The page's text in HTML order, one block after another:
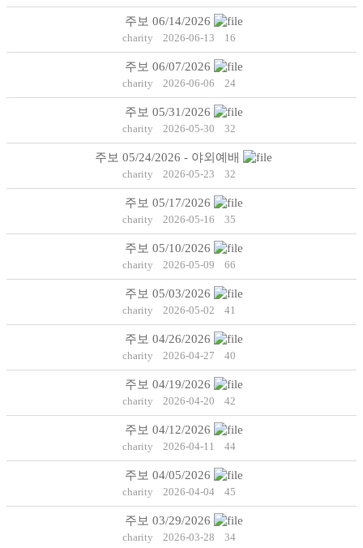
주보 06/14/2026
charity 2026-06-13 16
주보 06/07/2026
charity 2026-06-06 24
주보 05/31/2026
charity 2026-05-30 32
주보 05/24/2026 - 야외예배
charity 2026-05-23 32
주보 05/17/2026
charity 2026-05-16 35
주보 05/10/2026
charity 2026-05-09 66
주보 05/03/2026
charity 2026-05-02 41
주보 04/26/2026
charity 2026-04-27 40
주보 04/19/2026
charity 2026-04-20 42
주보 04/12/2026
charity 2026-04-11 44
주보 04/05/2026
charity 2026-04-04 45
주보 03/29/2026
charity 2026-03-28 34